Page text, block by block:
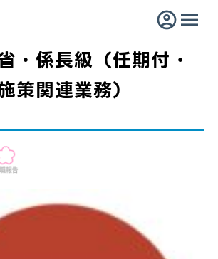
・係長級（任期付・
策関連業務）